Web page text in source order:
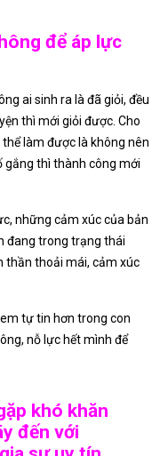
để áp lực
ai sinh ra là đã giỏi, đều
thì mới giỏi được. Cho
làm được là không nên
gắng thì thành công mới
những cảm xúc của bản
đang trong trạng thái
thần thoải mái, cảm xúc
tự tin hơn trong con
nỗ lực hết mình để
khó khăn
đến với